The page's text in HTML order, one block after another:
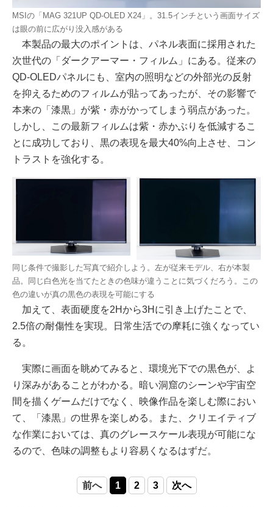
MSIの「MAG 321UP QD-OLED X24」。31.5インチという画面サイズ
は眼の前に広がり没入感がある
本製品の最大のポイントは、パネル表面に採用された
次世代の「ダークアーマー・フィルム」にある。従来の
QD-OLEDパネルにも、室内の照明などの外部光の反射
を抑えるためのフィルムが貼ってあったが、その影響で
本来の「漆黒」が紫・赤がかってしまう弱点があった。
しかし、この最新フィルムは紫・赤かぶりを低減するこ
とに成功しており、黒の表現を最大40%向上させ、コン
トラストを強化する。
同じ条件で撮影した写真で紹介しよう。左が従来モデル、右が本製
品。同じ白色光を当てたときの色味が違うことに気づくだろう。この
色の違いが真の黒色の表現を可能にする
加えて、表面硬度を2Hから3Hに引き上げたことで、
2.5倍の耐傷性を実現。日常生活での摩耗に強くなってい
る。
実際に画面を眺めてみると、環境光下での黒色が、よ
り深みがあることがわかる。暗い洞窟のシーンや宇宙空
間を描くゲームだけでなく、映像作品を楽しむ際におい
て、「漆黒」の世界を楽しめる。また、クリエイティブ
な作業においては、真のグレースケール表現が可能にな
るので、色味の調整もより容易くなるはずだ。
前へ 1 2 3 次へ